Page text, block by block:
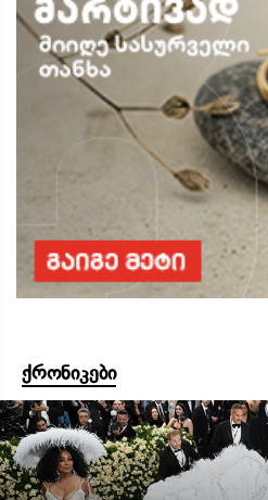
ქრონიკები